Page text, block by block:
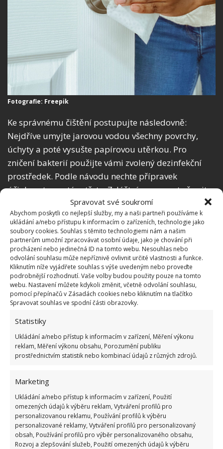
Spravovat své soukromí
Abychom poskytli co nejlepší služby, my a naši partneři používáme k
ukládání a/nebo přístupu k informacím o zařízeních, technologie jako
soubory cookies. Souhlas s těmito technologiemi nám a našim
partnerům umožní zpracovávat osobní údaje, jako je chování při
procházení nebo jedinečná ID na tomto webu. Nesouhlas nebo
odvolání souhlasu může nepříznivě ovlivnit určité vlastnosti a funkce.
Kliknutím níže vyjádřete souhlas s výše uvedeným nebo proveďte
podrobnější rozhodnutí. Vaše volby budou použity pouze na tomto
webu. Nastavení můžete kdykoli změnit, včetně odvolání souhlasu,
pomocí přepínačů v Zásadách cookies nebo kliknutím na tlačítko
Spravovat souhlas ve spodní části obrazovky.
Statistiky
Ukládání a/nebo přístup k informacím v zařízení, Měření výkonu
reklam, Měření výkonu obsahu, Porozumění publiku
prostřednictvím statistik nebo kombinací údajů z různých zdrojů.
Marketing
Ukládání a/nebo přístup k informacím v zařízení, Použití
omezených údajů k výběru reklam, Vytváření profilů pro
personalizovanou reklamu, Používání profilů k výběru
personalizované reklamy, Vytváření profilů pro personalizovaný
obsah, Používání profilů pro výběr personalizovaného obsahu,
Rozvoj a zlepšování služeb, Použití omezených údajů k výběru
Fotografie: Freepik
Ke správnému čištění postupujte následovně:
Nejdříve umyjte jarovou vodou všechny povrchy,
úchyty a poté vysušte papírovou utěrkou. Pro
zničení bakterií použijte vámi zvolený dezinfekční
prostředek. Podle návodu nechte přípravek
účinkovat, a poté setřete. Zvláštní pozornost věnujte
vypínačům – přípravek na ně nešplíchejte, ať se
nedostane k elektrice voda. Stačí, když na hadřík či
utěrku nanesete prostředek a vypínač utřete.
Koupelna
Místo, kde s úklidem rozhodněte nešetřete, je
koupelna. Obzvláště toaleta potřebuje řádné
vyčištění. Věděli jste, že když spláchnete, voda z
toalety může vystříknout až dva metry daleko? Máte
v blízkosti záchodu umyvadlo s kartáčky? Opět
stejným postupem, jako je uvedeno výše, naneste
vámi zvolený přípravek na umyvadla, vodní baterie a
utěrkou utřete i toaletu. I u toalety a koupelny
nezapomeňte na kliky.